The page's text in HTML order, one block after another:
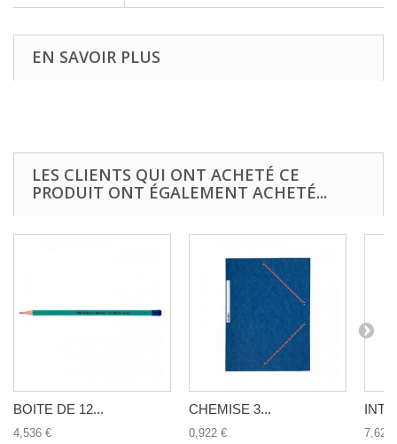
EN SAVOIR PLUS
LES CLIENTS QUI ONT ACHETÉ CE
PRODUIT ONT ÉGALEMENT ACHETÉ...
BOITE DE 12...
4,536 €
CHEMISE 3...
0,922 € 7,623